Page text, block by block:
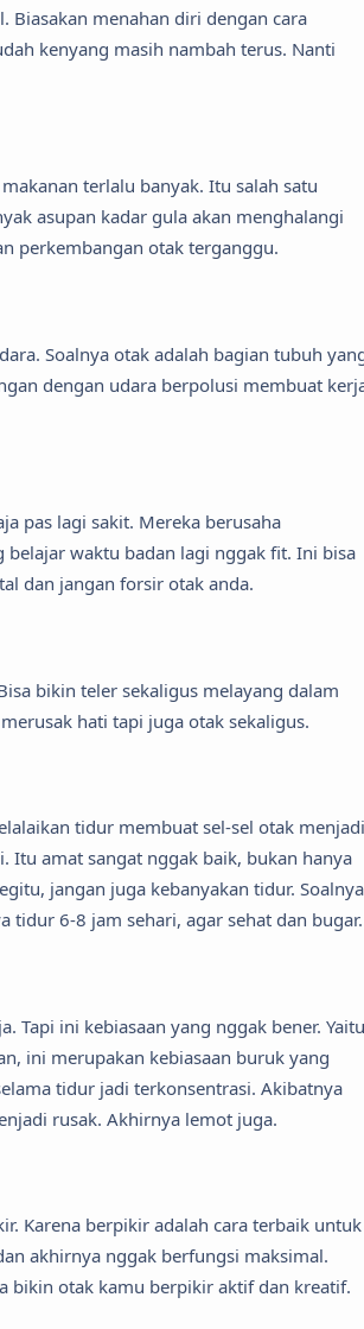
Biasakan menahan diri dengan cara
kenyang masih nambah terus. Nanti
terlalu banyak. Itu salah satu
asupan kadar gula akan menghalangi
perkembangan otak terganggu.
Soalnya otak adalah bagian tubuh
dengan udara berpolusi membuat
pas lagi sakit. Mereka berusaha
belajar waktu badan lagi nggak fit. Ini bisa
dan jangan forsir otak anda.
bikin teler sekaligus melayang dalam
hati tapi juga otak sekaligus.
tidur membuat sel-sel otak menjadi
Itu amat sangat nggak baik, bukan hanya
jangan juga kebanyakan tidur. Soalnya
tidur 6-8 jam sehari, agar sehat dan bugar.
Tapi ini kebiasaan yang nggak bener. Yaitu
ini merupakan kebiasaan buruk yang
tidur jadi terkonsentrasi. Akibatnya
rusak. Akhirnya lemot juga.
Karena berpikir adalah cara terbaik untuk
akhirnya nggak berfungsi maksimal.
bikin otak kamu berpikir aktif dan kreatif.